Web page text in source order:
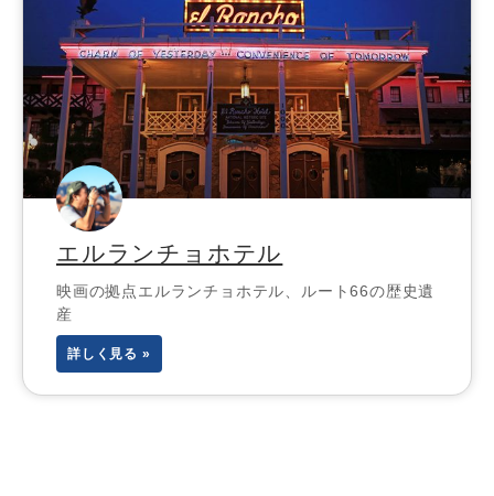
エルランチョホテル
映画の拠点エルランチョホテル、ルート66の歴史遺
産
詳しく見る »